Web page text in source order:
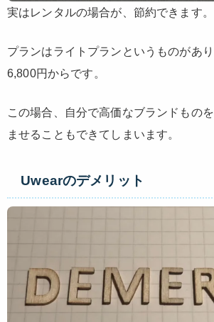
実はレンタルの場合が、節約できます。
プランはライトプランというものがあ
6,800円からです。
この場合、自分で高価なブランドもの
ませることもできてしまいます。
Uwearのデメリット